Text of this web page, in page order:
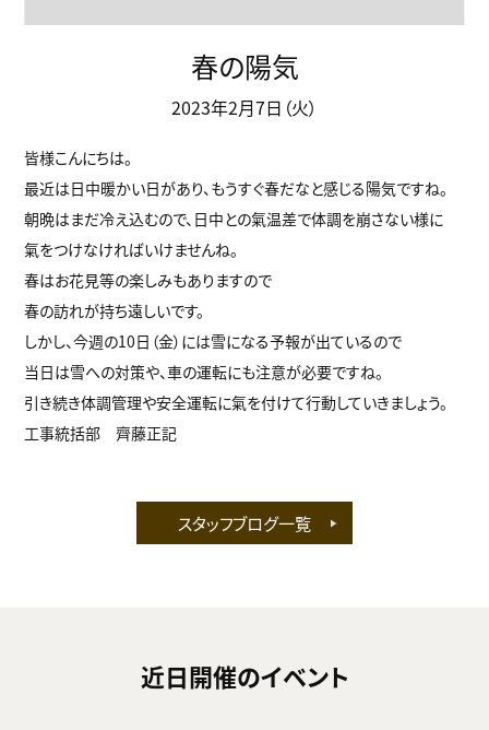
春の陽気
2023年2月7日（火）
皆様こんにちは。
最近は日中暖かい日があり、もうすぐ春だなと感じる陽気ですね。
朝晩はまだ冷え込むので、日中との氣温差で体調を崩さない様に
氣をつけなければいけませんね。
春はお花見等の楽しみもありますので
春の訪れが持ち遠しいです。
しかし、今週の10日（金）には雪になる予報が出ているので
当日は雪への対策や、車の運転にも注意が必要ですね。
引き続き体調管理や安全運転に氣を付けて行動していきましょう。
工事統括部 齊藤正記
スタッフブログ一覧
近日開催のイベント